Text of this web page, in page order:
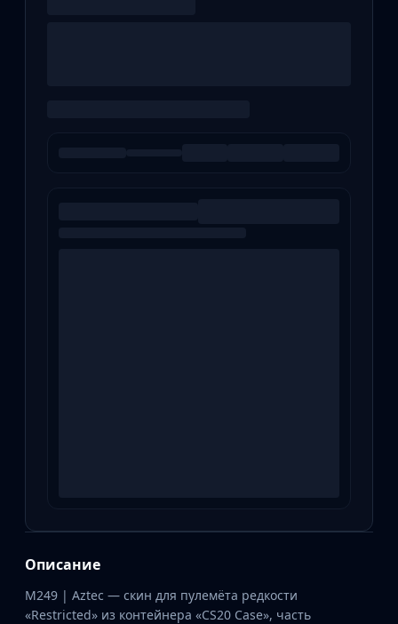
Описание
M249 | Aztec — скин для пулемёта редкости
«Restricted» из контейнера «CS20 Case», часть